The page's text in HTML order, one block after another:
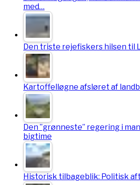
med…
Den triste rejefiskers hilsen til
Kartoffelløgne afsløret af
Den ”grønneste” regering i
bigtime
Historisk tilbageblik: Politisk